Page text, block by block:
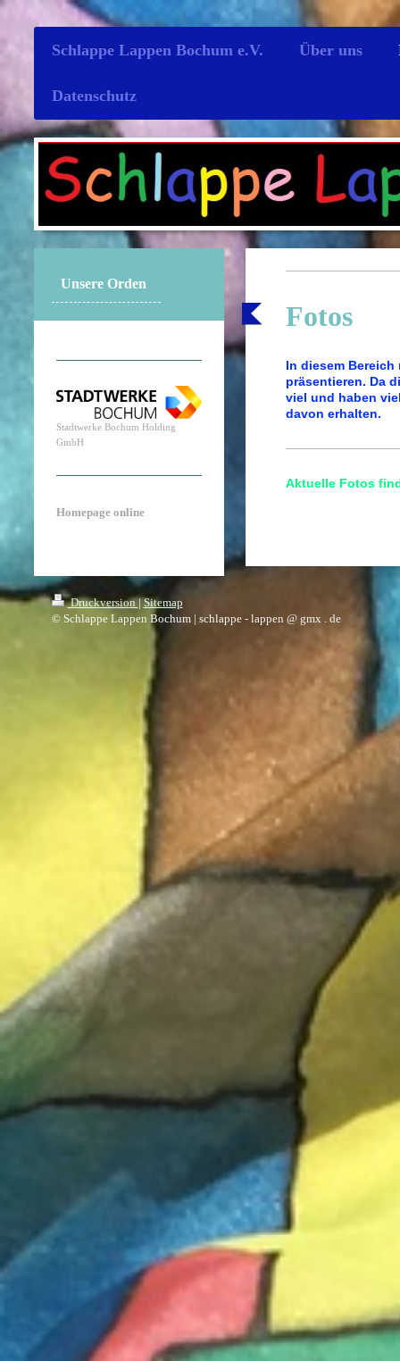
Schlappe Lappen Bochum e.V. Über uns
Datenschutz
Fotos
In diesem
präsentieren. Da
viel und haben
davon erhalten.
Aktuelle Fotos
Unsere Orden
Stadtwerke Bochum Holding
GmbH
Homepage online
Druckversion| Sitemap
© Schlappe Lappen Bochum | schlappe - lappen @ gmx . de